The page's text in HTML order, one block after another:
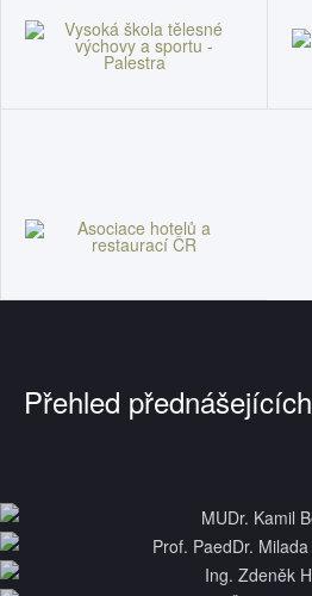
Přehled přednášejících